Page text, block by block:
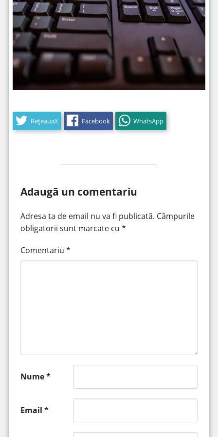
RețeauaX Facebook WhatsApp
Adaugă un comentariu
Adresa ta de email nu va fi publicată. Câmpurile
obligatorii sunt marcate cu *
Comentariu *
Nume*
Email *